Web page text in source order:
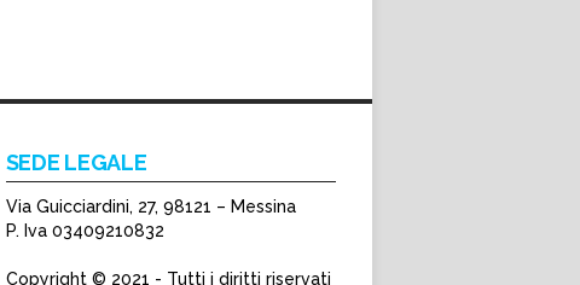
SEDE LEGALE
Via Guicciardini, 27, 98121 – Messina
P. Iva 03409210832
Copyright © 2021 - Tutti i diritti riservati